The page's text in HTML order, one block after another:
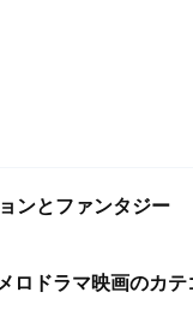
ンとファンタジー
ロドラマ映画のカテ